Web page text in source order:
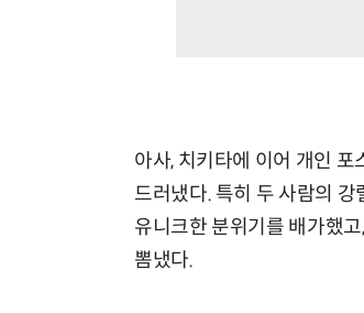
아사, 치키타에 이어 개인
드러냈다. 특히 두 사람의
유니크한 분위기를 배가했
뽐냈다.